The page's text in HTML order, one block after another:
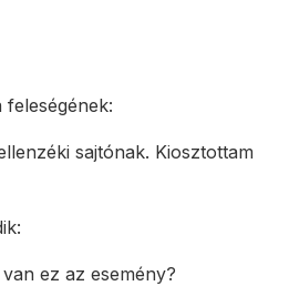
sajtónak. Kiosztottam
ez az esemény?